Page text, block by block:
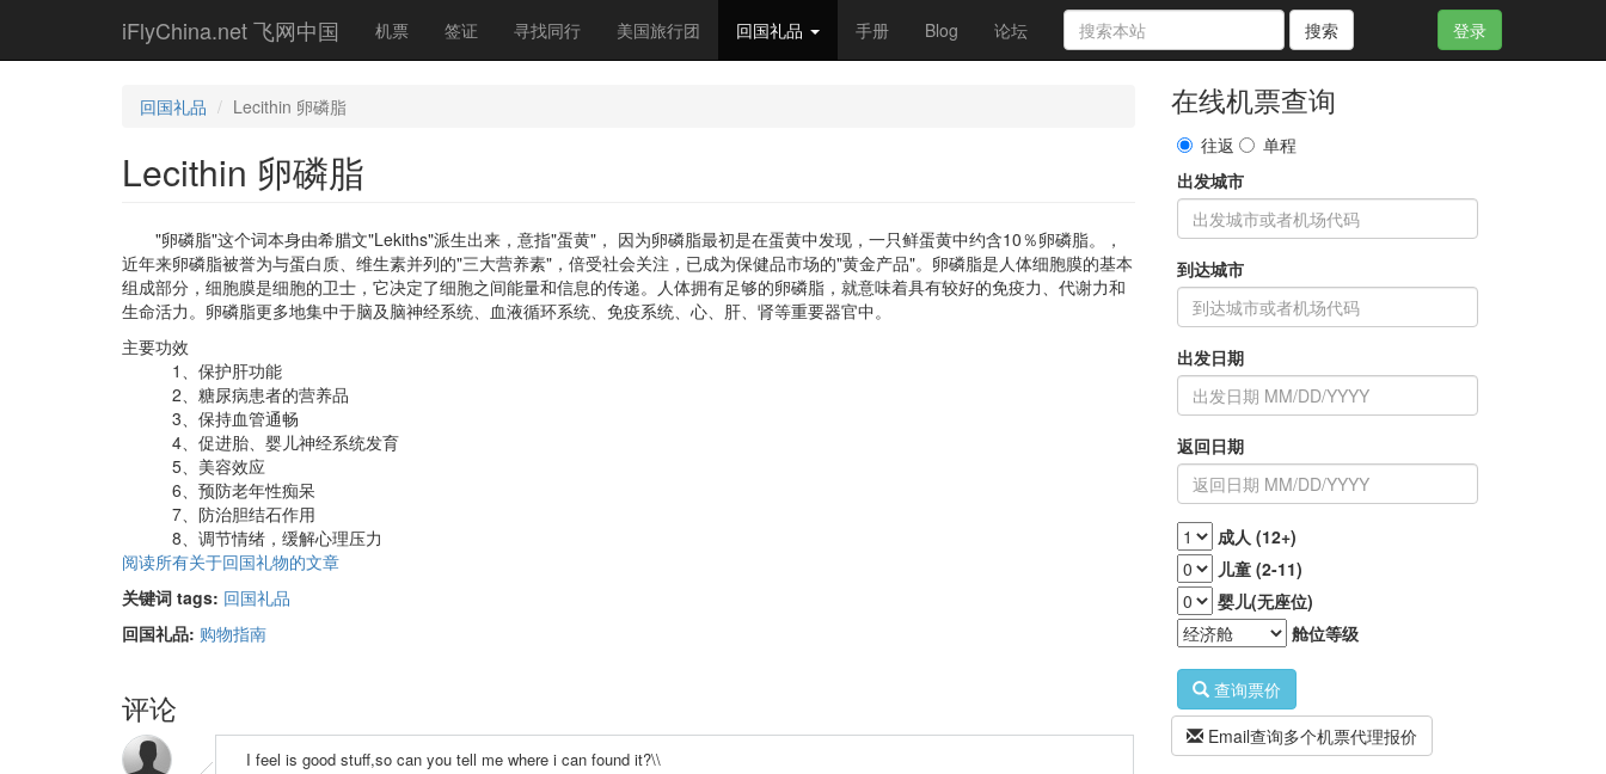
main
iFlyChina.net 飞网中国 机票 签证 寻找同行 美国旅行团 回国礼品 手册 Blog 论坛 搜索 登录
回国礼品 Lecithin 卵磷脂
Lecithin 卵磷脂
"卵磷脂"这个词本身由希腊文"Lekiths"派生出来，意指"蛋黄"， 因为卵磷脂最初是在蛋黄中发现，一只鲜蛋黄中约含10％卵磷脂。，
近年来卵磷脂被誉为与蛋白质、维生素并列的"三大营养素"，倍受社会关注，已成为保健品市场的"黄金产品"。卵磷脂是人体细胞膜的基本
组成部分，细胞膜是细胞的卫士，它决定了细胞之间能量和信息的传递。人体拥有足够的卵磷脂，就意味着具有较好的免疫力、代谢力和
生命活力。卵磷脂更多地集中于脑及脑神经系统、血液循环系统、免疫系统、心、肝、肾等重要器官中。
主要功效
1、保护肝功能
2、糖尿病患者的营养品
3、保持血管通畅
4、促进胎、婴儿神经系统发育
5、美容效应
6、预防老年性痴呆
7、防治胆结石作用
8、调节情绪，缓解心理压力
阅读所有关于回国礼物的文章
关键词 tags: 回国礼品
回国礼品: 购物指南
评论
I feel is good stuff,so can you tell me where i can found it?\\
在线机票查询
往返
单程
出发城市
到达城市
出发日期
返回日期
成人 (12+)
儿童 (2-11)
婴儿(无座位)
舱位等级
查询票价
Email查询多个机票代理报价